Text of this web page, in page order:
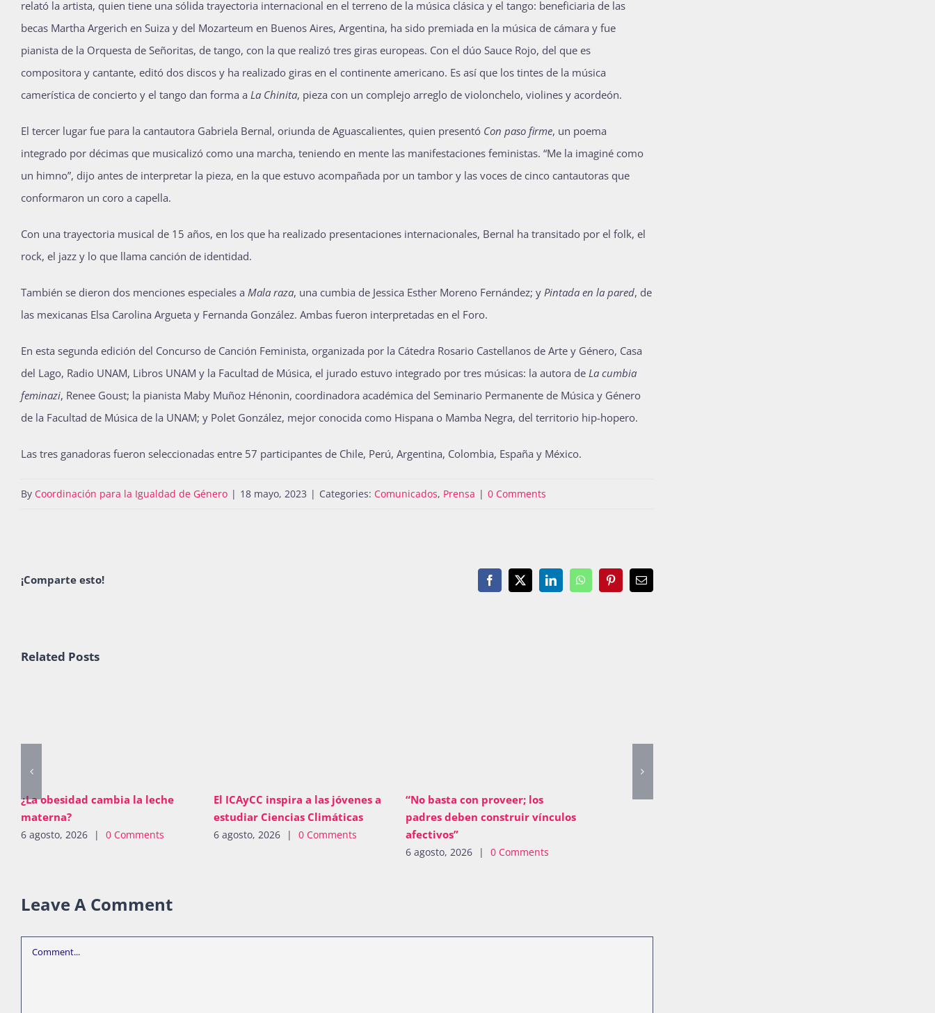
relató la artista, quien tiene una sólida trayectoria internacional en el terreno de la música clásica y el tango: beneficiaria de las
becas Martha Argerich en Suiza y del Mozarteum en Buenos Aires, Argentina, ha sido premiada en la música de cámara y fue
pianista de la Orquesta de Señoritas, de tango, con la que realizó tres giras europeas. Con el dúo Sauce Rojo, del que es
compositora y cantante, editó dos discos y ha realizado giras en el continente americano. Es así que los tintes de la música
camerística de concierto y el tango dan forma a La Chinita, pieza con un complejo arreglo de violonchelo, violines y acordeón.
El tercer lugar fue para la cantautora Gabriela Bernal, oriunda de Aguascalientes, quien presentó Con paso firme, un poema
integrado por décimas que musicalizó como una marcha, teniendo en mente las manifestaciones feministas. “Me la imaginé como
un himno”, dijo antes de interpretar la pieza, en la que estuvo acompañada por un tambor y las voces de cinco cantautoras que
conformaron un coro a capella.
Con una trayectoria musical de 15 años, en los que ha realizado presentaciones internacionales, Bernal ha transitado por el folk, el
rock, el jazz y lo que llama canción de identidad.
También se dieron dos menciones especiales a Mala raza, una cumbia de Jessica Esther Moreno Fernández; y Pintada en la pared, de
las mexicanas Elsa Carolina Argueta y Fernanda González. Ambas fueron interpretadas en el Foro.
En esta segunda edición del Concurso de Canción Feminista, organizada por la Cátedra Rosario Castellanos de Arte y Género, Casa
del Lago, Radio UNAM, Libros UNAM y la Facultad de Música, el jurado estuvo integrado por tres músicas: la autora de La cumbia
feminazi, Renee Goust; la pianista Maby Muñoz Hénonin, coordinadora académica del Seminario Permanente de Música y Género
de la Facultad de Música de la UNAM; y Polet González, mejor conocida como Hispana o Mamba Negra, del territorio hip-hopero.
Las tres ganadoras fueron seleccionadas entre 57 participantes de Chile, Perú, Argentina, Colombia, España y México.
By Coordinación para la Igualdad de Género | 18 mayo, 2023 | Categories: Comunicados, Prensa | 0 Comments
¡Comparte esto! Facebook
X LinkedInWhatsAppPinterestEmail
Related Posts
¿La obesidad cambia la leche
materna?
6 agosto, 2026 | 0 Comments
El ICAyCC inspira a las jóvenes a
estudiar Ciencias Climáticas
6 agosto, 2026 | 0 Comments
“No basta con proveer; los
padres deben construir vínculos
afectivos”
6 agosto, 2026 | 0 Comments
Leave A Comment
Comment